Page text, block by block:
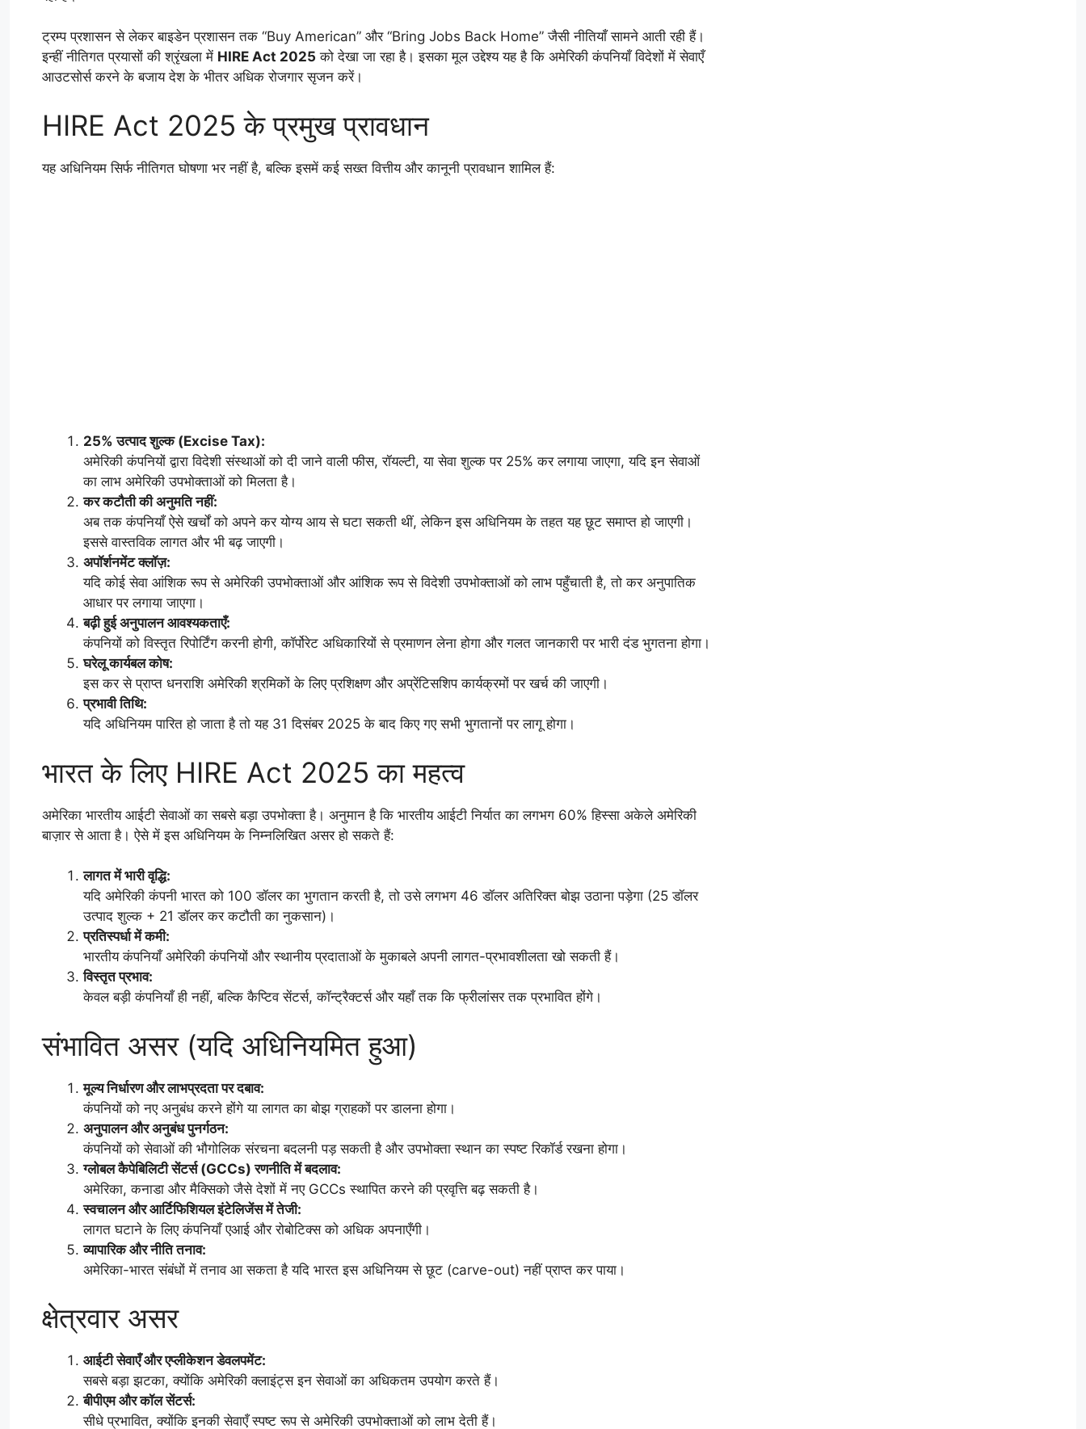
ट्रम्प प्रशासन से लेकर बाइडेन प्रशासन तक “Buy American” और “Bring Jobs Back Home” जैसी नीतियाँ सामने आती रही हैं।
इन्हीं नीतिगत प्रयासों की श्रृंखला में HIRE Act 2025 को देखा जा रहा है। इसका मूल उद्देश्य यह है कि अमेरिकी कंपनियाँ विदेशों में सेवाएँ
आउटसोर्स करने के बजाय देश के भीतर अधिक रोजगार सृजन करें।
HIRE Act 2025 के प्रमुख प्रावधान
यह अधिनियम सिर्फ नीतिगत घोषणा भर नहीं है, बल्कि इसमें कई सख्त वित्तीय और कानूनी प्रावधान शामिल हैं:
25% उत्पाद शुल्क (Excise Tax):
अमेरिकी कंपनियों द्वारा विदेशी संस्थाओं को दी जाने वाली फीस, रॉयल्टी, या सेवा शुल्क पर 25% कर लगाया जाएगा, यदि इन सेवाओं
का लाभ अमेरिकी उपभोक्ताओं को मिलता है।
कर कटौती की अनुमति नहीं:
अब तक कंपनियाँ ऐसे खर्चों को अपने कर योग्य आय से घटा सकती थीं, लेकिन इस अधिनियम के तहत यह छूट समाप्त हो जाएगी।
इससे वास्तविक लागत और भी बढ़ जाएगी।
अपॉर्शनमेंट क्लॉज़:
यदि कोई सेवा आंशिक रूप से अमेरिकी उपभोक्ताओं और आंशिक रूप से विदेशी उपभोक्ताओं को लाभ पहुँचाती है, तो कर अनुपातिक
आधार पर लगाया जाएगा।
बढ़ी हुई अनुपालन आवश्यकताएँ:
कंपनियों को विस्तृत रिपोर्टिंग करनी होगी, कॉर्पोरेट अधिकारियों से प्रमाणन लेना होगा और गलत जानकारी पर भारी दंड भुगतना होगा।
घरेलू कार्यबल कोष:
इस कर से प्राप्त धनराशि अमेरिकी श्रमिकों के लिए प्रशिक्षण और अप्रेंटिसशिप कार्यक्रमों पर खर्च की जाएगी।
प्रभावी तिथि:
यदि अधिनियम पारित हो जाता है तो यह 31 दिसंबर 2025 के बाद किए गए सभी भुगतानों पर लागू होगा।
भारत के लिए HIRE Act 2025 का महत्व
अमेरिका भारतीय आईटी सेवाओं का सबसे बड़ा उपभोक्ता है। अनुमान है कि भारतीय आईटी निर्यात का लगभग 60% हिस्सा अकेले अमेरिकी
बाज़ार से आता है। ऐसे में इस अधिनियम के निम्नलिखित असर हो सकते हैं:
लागत में भारी वृद्धि:
यदि अमेरिकी कंपनी भारत को 100 डॉलर का भुगतान करती है, तो उसे लगभग 46 डॉलर अतिरिक्त बोझ उठाना पड़ेगा (25 डॉलर
उत्पाद शुल्क + 21 डॉलर कर कटौती का नुकसान)।
प्रतिस्पर्धा में कमी:
भारतीय कंपनियाँ अमेरिकी कंपनियों और स्थानीय प्रदाताओं के मुकाबले अपनी लागत-प्रभावशीलता खो सकती हैं।
विस्तृत प्रभाव:
केवल बड़ी कंपनियाँ ही नहीं, बल्कि कैप्टिव सेंटर्स, कॉन्ट्रैक्टर्स और यहाँ तक कि फ्रीलांसर तक प्रभावित होंगे।
संभावित असर (यदि अधिनियमित हुआ)
मूल्य निर्धारण और लाभप्रदता पर दबाव:
कंपनियों को नए अनुबंध करने होंगे या लागत का बोझ ग्राहकों पर डालना होगा।
अनुपालन और अनुबंध पुनर्गठन:
कंपनियों को सेवाओं की भौगोलिक संरचना बदलनी पड़ सकती है और उपभोक्ता स्थान का स्पष्ट रिकॉर्ड रखना होगा।
ग्लोबल कैपेबिलिटी सेंटर्स (GCCs) रणनीति में बदलाव:
अमेरिका, कनाडा और मैक्सिको जैसे देशों में नए GCCs स्थापित करने की प्रवृत्ति बढ़ सकती है।
स्वचालन और आर्टिफिशियल इंटेलिजेंस में तेजी:
लागत घटाने के लिए कंपनियाँ एआई और रोबोटिक्स को अधिक अपनाएँगी।
व्यापारिक और नीति तनाव:
अमेरिका-भारत संबंधों में तनाव आ सकता है यदि भारत इस अधिनियम से छूट (carve-out) नहीं प्राप्त कर पाया।
क्षेत्रवार असर
आईटी सेवाएँ और एप्लीकेशन डेवलपमेंट:
सबसे बड़ा झटका, क्योंकि अमेरिकी क्लाइंट्स इन सेवाओं का अधिकतम उपयोग करते हैं।
बीपीएम और कॉल सेंटर्स:
सीधे प्रभावित, क्योंकि इनकी सेवाएँ स्पष्ट रूप से अमेरिकी उपभोक्ताओं को लाभ देती हैं।